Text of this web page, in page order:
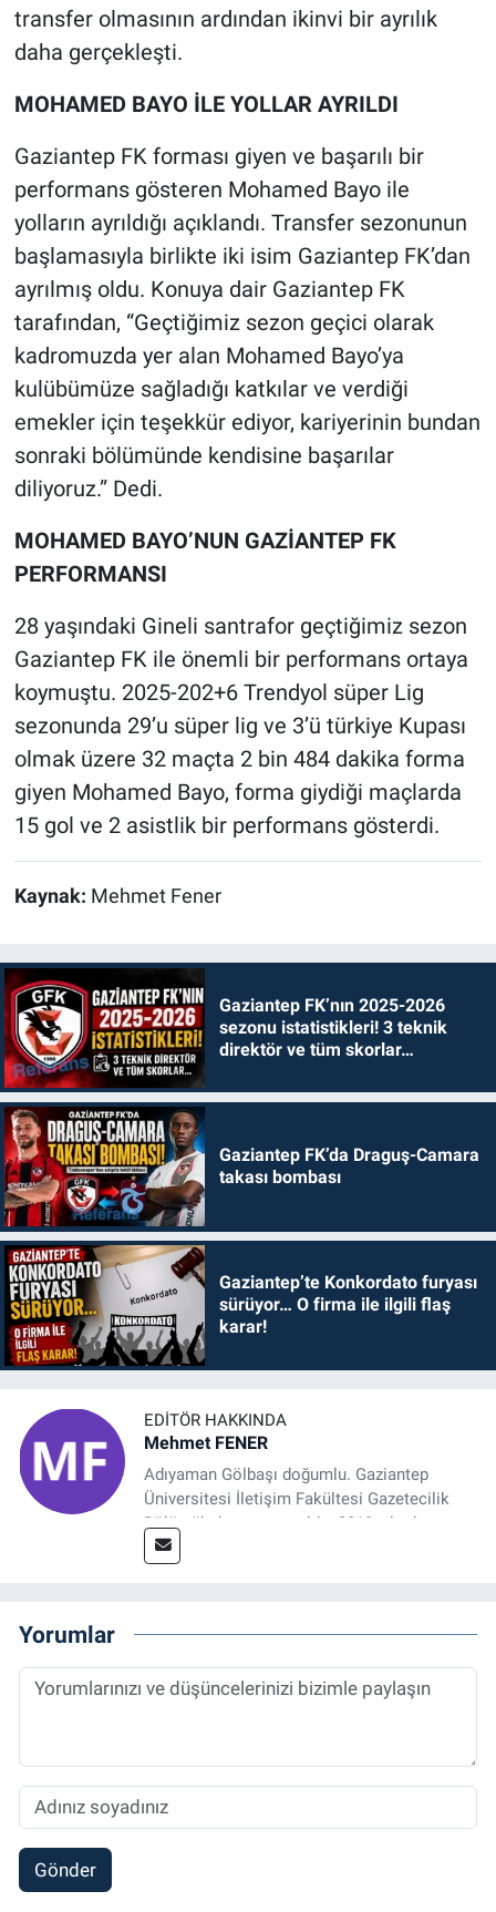
transfer olmasının ardından ikinvi bir ayrılık
daha gerçekleşti.
MOHAMED BAYO İLE YOLLAR AYRILDI
Gaziantep FK forması giyen ve başarılı bir
performans gösteren Mohamed Bayo ile
yolların ayrıldığı açıklandı. Transfer sezonunun
başlamasıyla birlikte iki isim Gaziantep FK’dan
ayrılmış oldu. Konuya dair Gaziantep FK
tarafından, “Geçtiğimiz sezon geçici olarak
kadromuzda yer alan Mohamed Bayo’ya
kulübümüze sağladığı katkılar ve verdiği
emekler için teşekkür ediyor, kariyerinin bundan
sonraki bölümünde kendisine başarılar
diliyoruz.” Dedi.
MOHAMED BAYO’NUN GAZİANTEP FK
PERFORMANSI
28 yaşındaki Gineli santrafor geçtiğimiz sezon
Gaziantep FK ile önemli bir performans ortaya
koymuştu. 2025-202+6 Trendyol süper Lig
sezonunda 29’u süper lig ve 3’ü türkiye Kupası
olmak üzere 32 maçta 2 bin 484 dakika forma
giyen Mohamed Bayo, forma giydiği maçlarda
15 gol ve 2 asistlik bir performans gösterdi.
Kaynak: Mehmet Fener
Gaziantep FK’nın 2025-2026
sezonu istatistikleri! 3 teknik
direktör ve tüm skorlar…
Gaziantep FK’da Draguş-Camara
takası bombası
Gaziantep’te Konkordato furyası
sürüyor… O firma ile ilgili flaş
karar!
EDITÖR HAKKINDA
Mehmet FENER
Adıyaman Gölbaşı doğumlu. Gaziantep
Üniversitesi İletişim Fakültesi Gazetecilik
Bölümü’nden mezun oldu. 2019 yılında
başladığı gazetecilik mesleğinde, muhabir,
Sorumlu Haber Editörü' olarak devam
etmektedir.
Yorumlar
Gönder